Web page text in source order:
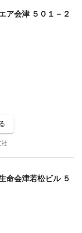
ア会津 ５０１－２
命会津若松ビル ５